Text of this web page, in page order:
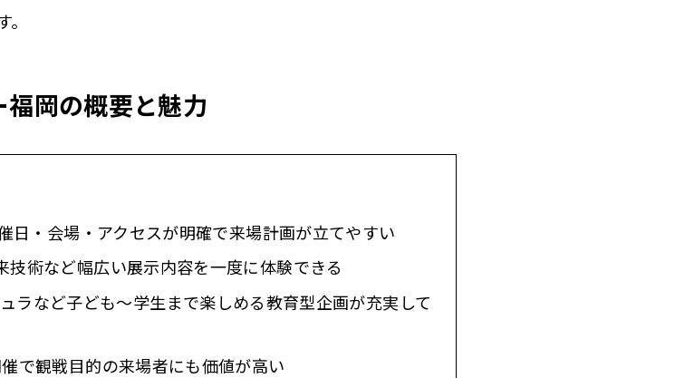
岡の概要と魅力
日・会場・アクセスが明確で来場計画が立てやすい
術など幅広い展示内容を一度に体験できる
ラなど子ども～学生まで楽しめる教育型企画が充実して
で観戦目的の来場者にも価値が高い